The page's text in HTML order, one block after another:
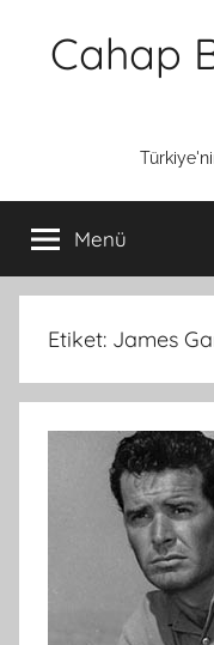
Cahap
Menü
Etiket: James